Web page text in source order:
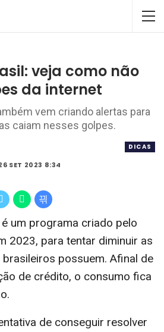
veja como não
da internet
vem criando alertas para
caiam nesses golpes.
DICAS
SET 2023 8:34
um programa criado pelo
2023, para tentar diminuir as
possuem. Afinal de
de crédito, o consumo fica
de conseguir resolver